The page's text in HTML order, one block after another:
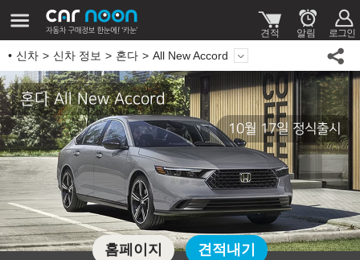
신차 신차 정보 혼다 All New Accord
혼다 All New Accord
10월 17일 정식출시
홈페이지 견적내기